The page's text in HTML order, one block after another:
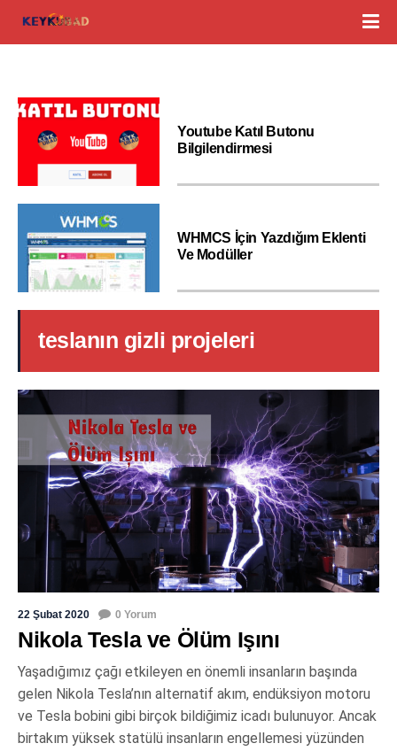
Youtube Katıl Butonu
Bilgilendirmesi
WHMCS İçin Yazdığım Eklenti
Ve Modüller
teslanın gizli projeleri
22 Şubat 2020 0 Yorum
Nikola Tesla ve Ölüm Işını
Yaşadığımız çağı etkileyen en önemli insanların başında
gelen Nikola Tesla’nın alternatif akım, endüksiyon motoru
ve Tesla bobini gibi birçok bildiğimiz icadı bulunuyor. Ancak
birtakım yüksek statülü insanların engellemesi yüzünden